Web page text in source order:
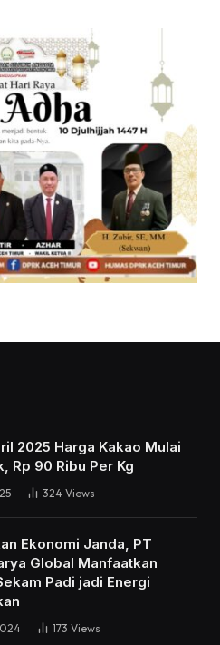
2025 Harga Kakao Mulai
Rp 90 Ribu Per Kg
324 Views
Ekonomi Janda, PT
Global Manfaatkan
Padi jadi Energi
173 Views